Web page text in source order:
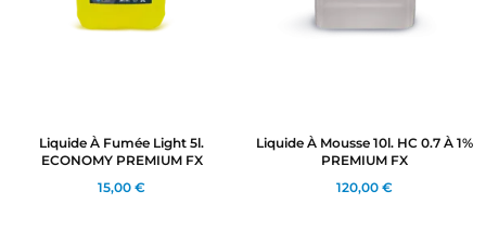
Liquide À Fumée Light 5l.
ECONOMY PREMIUM FX
15,00 €
Liquide À Mousse 10l. HC 0.7 À 1%
PREMIUM FX
120,00 €